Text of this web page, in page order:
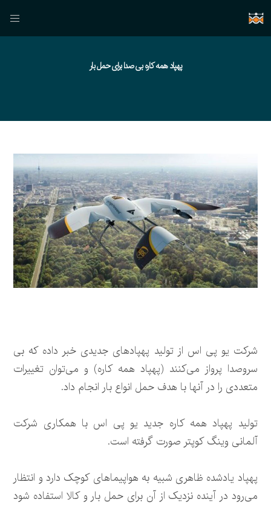
پهپاد همه کاره بی صدا برای حمل بار
شرکت یو پی اس از تولید پهپادهای جدیدی خبر داده که بی
سروصدا پرواز می‌کنند (پهپاد همه کاره) و می‌توان تغییرات
متعددی را در آنها با هدف حمل انواع بار انجام داد.
تولید پهپاد همه کاره جدید یو پی اس با همکاری شرکت
آلمانی وینگ کوپتر صورت گرفته است.
پهپاد یادشده ظاهری شبیه به هواپیماهای کوچک دارد و انتظار
می‌رود در آینده نزدیک از آن برای حمل بار و کالا استفاده شود